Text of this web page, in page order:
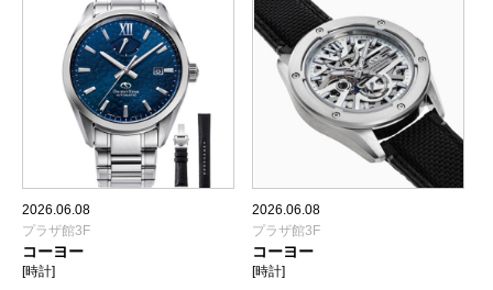
2026.06.08
プラザ館3F
コーヨー
[時計]
2026.06.08
プラザ館3F
コーヨー
[時計]